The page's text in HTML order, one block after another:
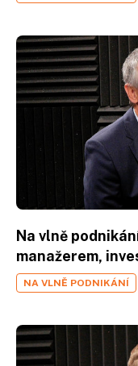
Na vlně
manažerem,
NA VLNĚ PODNIKÁNÍ